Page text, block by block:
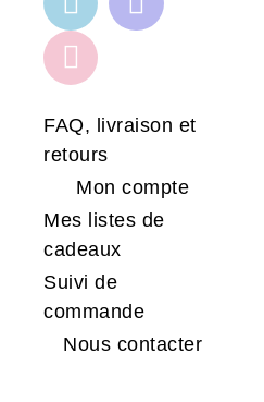
FAQ, livraison et
retours
Mon compte
Mes listes de
cadeaux
Suivi de
commande
Nous contacter